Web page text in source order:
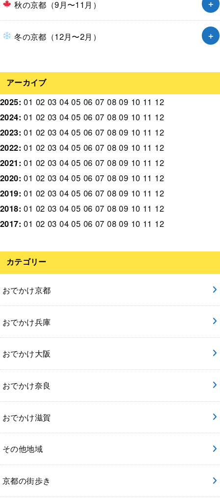
秋の京都（9月〜11月）
冬の京都（12月〜2月）
アーカイブ
2025:01 02 03 04 05 06 07 08 09 10 11 12
2024:01 02 03 04 05 06 07 08 09 10 11 12
2023:01 02 03 04 05 06 07 08 09 10 11 12
2022:01 02 03 04 05 06 07 08 09 10 11 12
2021:01 02 03 04 05 06 07 08 09 10 11 12
2020:01 02 03 04 05 06 07 08 09 10 11 12
2019:01 02 03 04 05 06 07 08 09 10 11 12
2018:01 02 03 04 05 06 07 08 09 10 11 12
2017:01 02 03 04 05 06 07 08 09 10 11 12
カテゴリー
おでかけ京都
おでかけ兵庫
おでかけ大阪
おでかけ奈良
おでかけ滋賀
その他地域
京都の街歩き